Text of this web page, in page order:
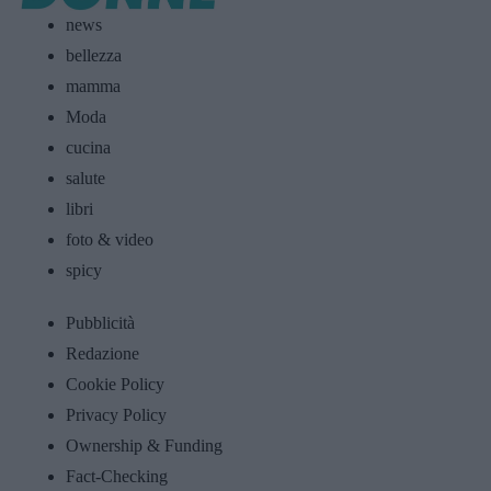
news
bellezza
mamma
Moda
cucina
salute
libri
foto & video
spicy
Pubblicità
Redazione
Cookie Policy
Privacy Policy
Ownership & Funding
Fact-Checking